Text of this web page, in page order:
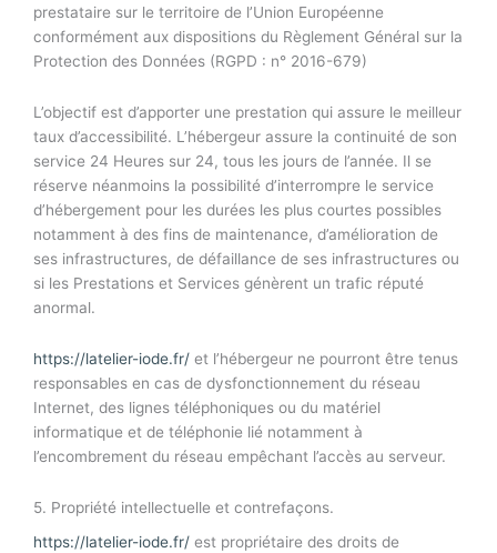
prestataire sur le territoire de l’Union Européenne
conformément aux dispositions du Règlement Général sur la
Protection des Données (RGPD : n° 2016-679)
L’objectif est d’apporter une prestation qui assure le meilleur
taux d’accessibilité. L’hébergeur assure la continuité de son
service 24 Heures sur 24, tous les jours de l’année. Il se
réserve néanmoins la possibilité d’interrompre le service
d’hébergement pour les durées les plus courtes possibles
notamment à des fins de maintenance, d’amélioration de
ses infrastructures, de défaillance de ses infrastructures ou
si les Prestations et Services génèrent un trafic réputé
anormal.
https://latelier-iode.fr/ et l’hébergeur ne pourront être tenus
responsables en cas de dysfonctionnement du réseau
Internet, des lignes téléphoniques ou du matériel
informatique et de téléphonie lié notamment à
l’encombrement du réseau empêchant l’accès au serveur.
5. Propriété intellectuelle et contrefaçons.
https://latelier-iode.fr/ est propriétaire des droits de